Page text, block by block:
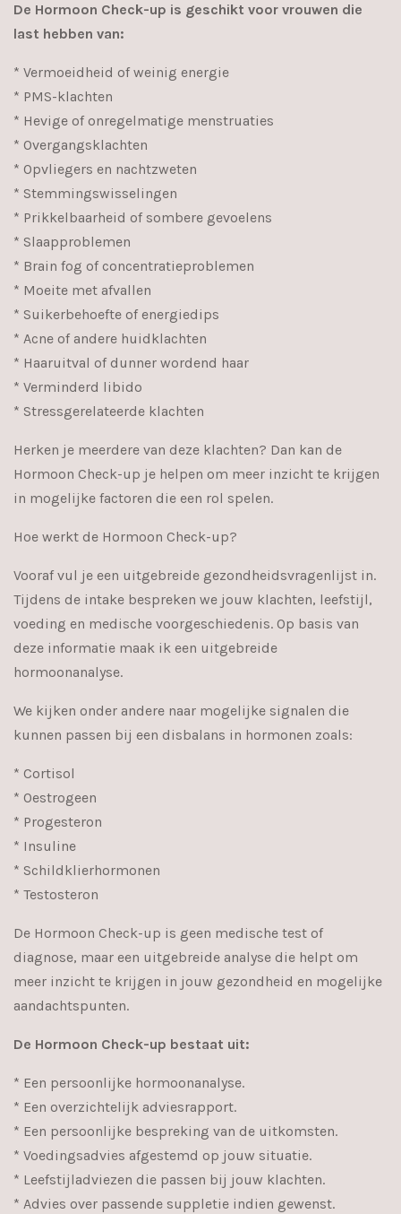
De Hormoon Check-up is geschikt voor vrouwen die
last hebben van:
* Vermoeidheid of weinig energie
* PMS-klachten
* Hevige of onregelmatige menstruaties
* Overgangsklachten
* Opvliegers en nachtzweten
* Stemmingswisselingen
* Prikkelbaarheid of sombere gevoelens
* Slaapproblemen
* Brain fog of concentratieproblemen
* Moeite met afvallen
* Suikerbehoefte of energiedips
* Acne of andere huidklachten
* Haaruitval of dunner wordend haar
* Verminderd libido
* Stressgerelateerde klachten
Herken je meerdere van deze klachten? Dan kan de
Hormoon Check-up je helpen om meer inzicht te krijgen
in mogelijke factoren die een rol spelen.
Hoe werkt de Hormoon Check-up?
Vooraf vul je een uitgebreide gezondheidsvragenlijst in.
Tijdens de intake bespreken we jouw klachten, leefstijl,
voeding en medische voorgeschiedenis. Op basis van
deze informatie maak ik een uitgebreide
hormoonanalyse.
We kijken onder andere naar mogelijke signalen die
kunnen passen bij een disbalans in hormonen zoals:
* Cortisol
* Oestrogeen
* Progesteron
* Insuline
* Schildklierhormonen
* Testosteron
De Hormoon Check-up is geen medische test of
diagnose, maar een uitgebreide analyse die helpt om
meer inzicht te krijgen in jouw gezondheid en mogelijke
aandachtspunten.
De Hormoon Check-up bestaat uit:
* Een persoonlijke hormoonanalyse.
* Een overzichtelijk adviesrapport.
* Een persoonlijke bespreking van de uitkomsten.
* Voedingsadvies afgestemd op jouw situatie.
* Leefstijladviezen die passen bij jouw klachten.
* Advies over passende suppletie indien gewenst.